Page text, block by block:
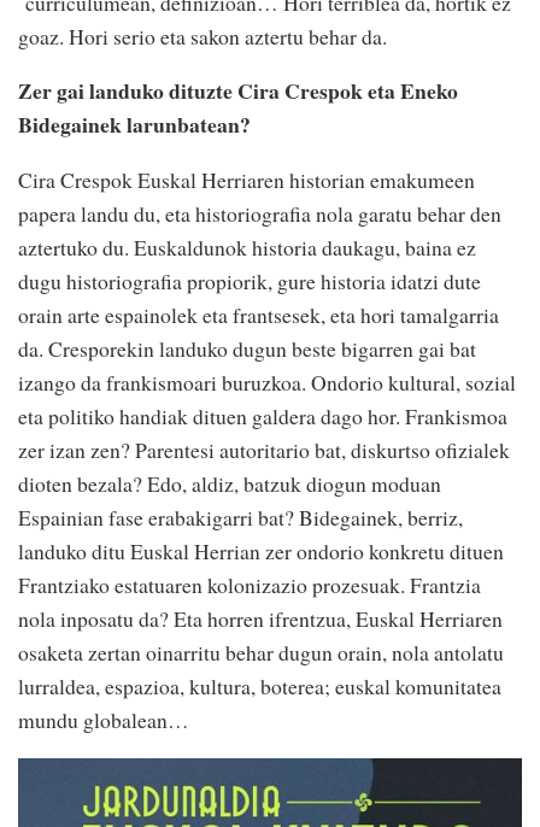
goaz. Hori serio eta sakon aztertu behar da.
Zer gai landuko dituzte Cira Crespok eta Eneko
Bidegainek larunbatean?
Cira Crespok Euskal Herriaren historian emakumeen
papera landu du, eta historiografia nola garatu behar den
aztertuko du. Euskaldunok historia daukagu, baina ez
dugu historiografia propiorik, gure historia idatzi dute
orain arte espainolek eta frantsesek, eta hori tamalgarria
da. Cresporekin landuko dugun beste bigarren gai bat
izango da frankismoari buruzkoa. Ondorio kultural, sozial
eta politiko handiak dituen galdera dago hor. Frankismoa
zer izan zen? Parentesi autoritario bat, diskurtso ofizialek
dioten bezala? Edo, aldiz, batzuk diogun moduan
Espainian fase erabakigarri bat? Bidegainek, berriz,
landuko ditu Euskal Herrian zer ondorio konkretu dituen
Frantziako estatuaren kolonizazio prozesuak. Frantzia
nola inposatu da? Eta horren ifrentzua, Euskal Herriaren
osaketa zertan oinarritu behar dugun orain, nola antolatu
lurraldea, espazioa, kultura, boterea; euskal komunitatea
mundu globalean…